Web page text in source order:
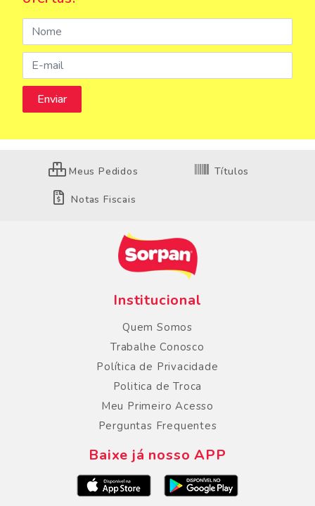
Meus Pedidos Títulos
Notas Fiscais
Institucional
Quem Somos
Trabalhe Conosco
Política de Privacidade
Politica de Troca
Meu Primeiro Acesso
Perguntas Frequentes
Baixe já nosso APP